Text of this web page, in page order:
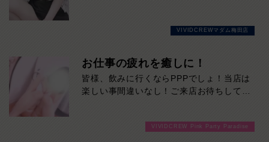
スッとした鼻筋に、シャープな輪郭で
瑞々しく潤った唇、
上品な顔立ちもさる事ながら、
綺麗な膨らみが印象的なバスト！
VIVIDCREWマダム梅田店
お仕事の疲れを癒しに！
皆様、飲みに行くならPPPでしょ！当店は
楽しい事間違いなし！ご来店お待ちしてお
VIVIDCREW Pink Party Paradise